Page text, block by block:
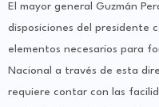
El mayor general Guzmán
disposiciones del presidente
elementos necesarios para
Nacional a través de esta
requiere contar con las